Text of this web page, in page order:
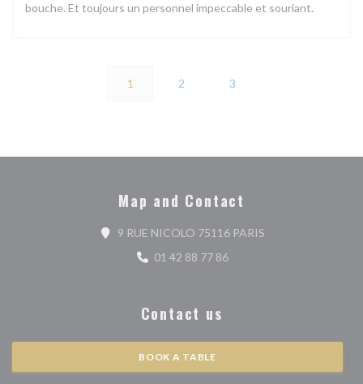
bouche. Et toujours un personnel impeccable et souriant.
1 2 3
Map and Contact
9 RUE NICOLO 75116 PARIS((opens in a new
01 42 88 77 86
Contact us
BOOK A TABLE